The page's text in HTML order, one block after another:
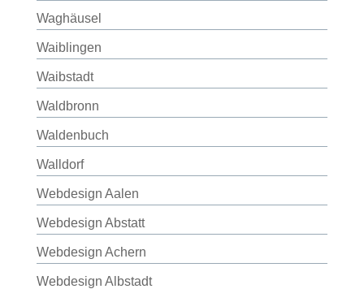
Waghäusel
Waiblingen
Waibstadt
Waldbronn
Waldenbuch
Walldorf
Webdesign Aalen
Webdesign Abstatt
Webdesign Achern
Webdesign Albstadt